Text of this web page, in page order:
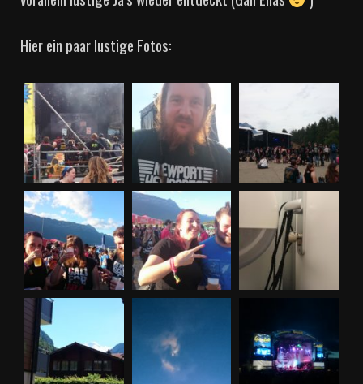
Hier ein paar lustige Fotos: